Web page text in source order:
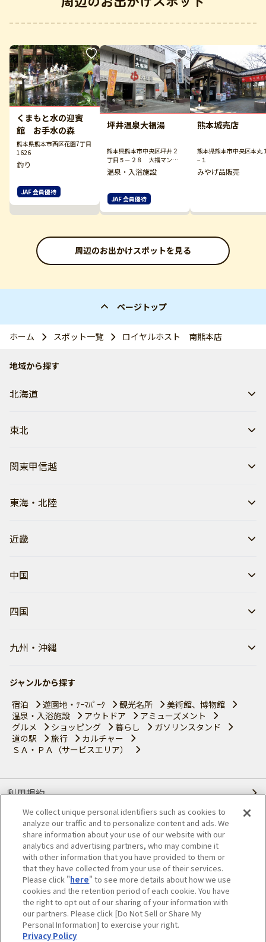
くまもと水の迎賓
館 お手水の森
熊本県熊本市西区花園7丁目
1626
釣り
JAF 会員優待
坪井温泉大福湯
熊本県熊本市中央区坪井２
丁目５－２８ 大福マンシ
ョン
温泉・入浴施設
JAF 会員優待
熊本城売店
熊本県熊本市中央区本丸
−１
みやげ品販売
周辺のお出かけスポットを見る
ページトップ
ホーム スポット一覧 ロイヤルホスト 南熊本店
地域から探す
北海道
東北
関東甲信越
東海・北陸
近畿
中国
四国
九州・沖縄
ジャンルから探す
宿泊
遊園地・ﾃｰﾏﾊﾟｰｸ 観光名所
美術館、博物館
温泉・入浴施設
アウトドア
アミューズメント
グルメ
ショッピング 暮らし
ガソリンスタンド
道の駅
旅行
カルチャー
ＳＡ・ＰＡ（サービスエリア）
利用規約
個人情報の取り扱いについて
会員優待サービスの提携をご検討の方へ
JAFホームページ
© JAPAN AUTOMOBILE FEDERATION. All rights reserved.
We collect unique personal identifiers such as cookies to
analyze our traffic and to personalize content and ads. We
share information about your use of our website with our
analytics and advertising partners, who may combine it
with other information that you have provided to them or
that they have collected from your use of their services.
Please click "here" to see more details about how we use
cookies and the retention period of each cookie. You have
the right to opt out of our sharing of your information with
our partners. Please click [Do Not Sell or Share My
Personal Information] to exercise your right.
Privacy Policy